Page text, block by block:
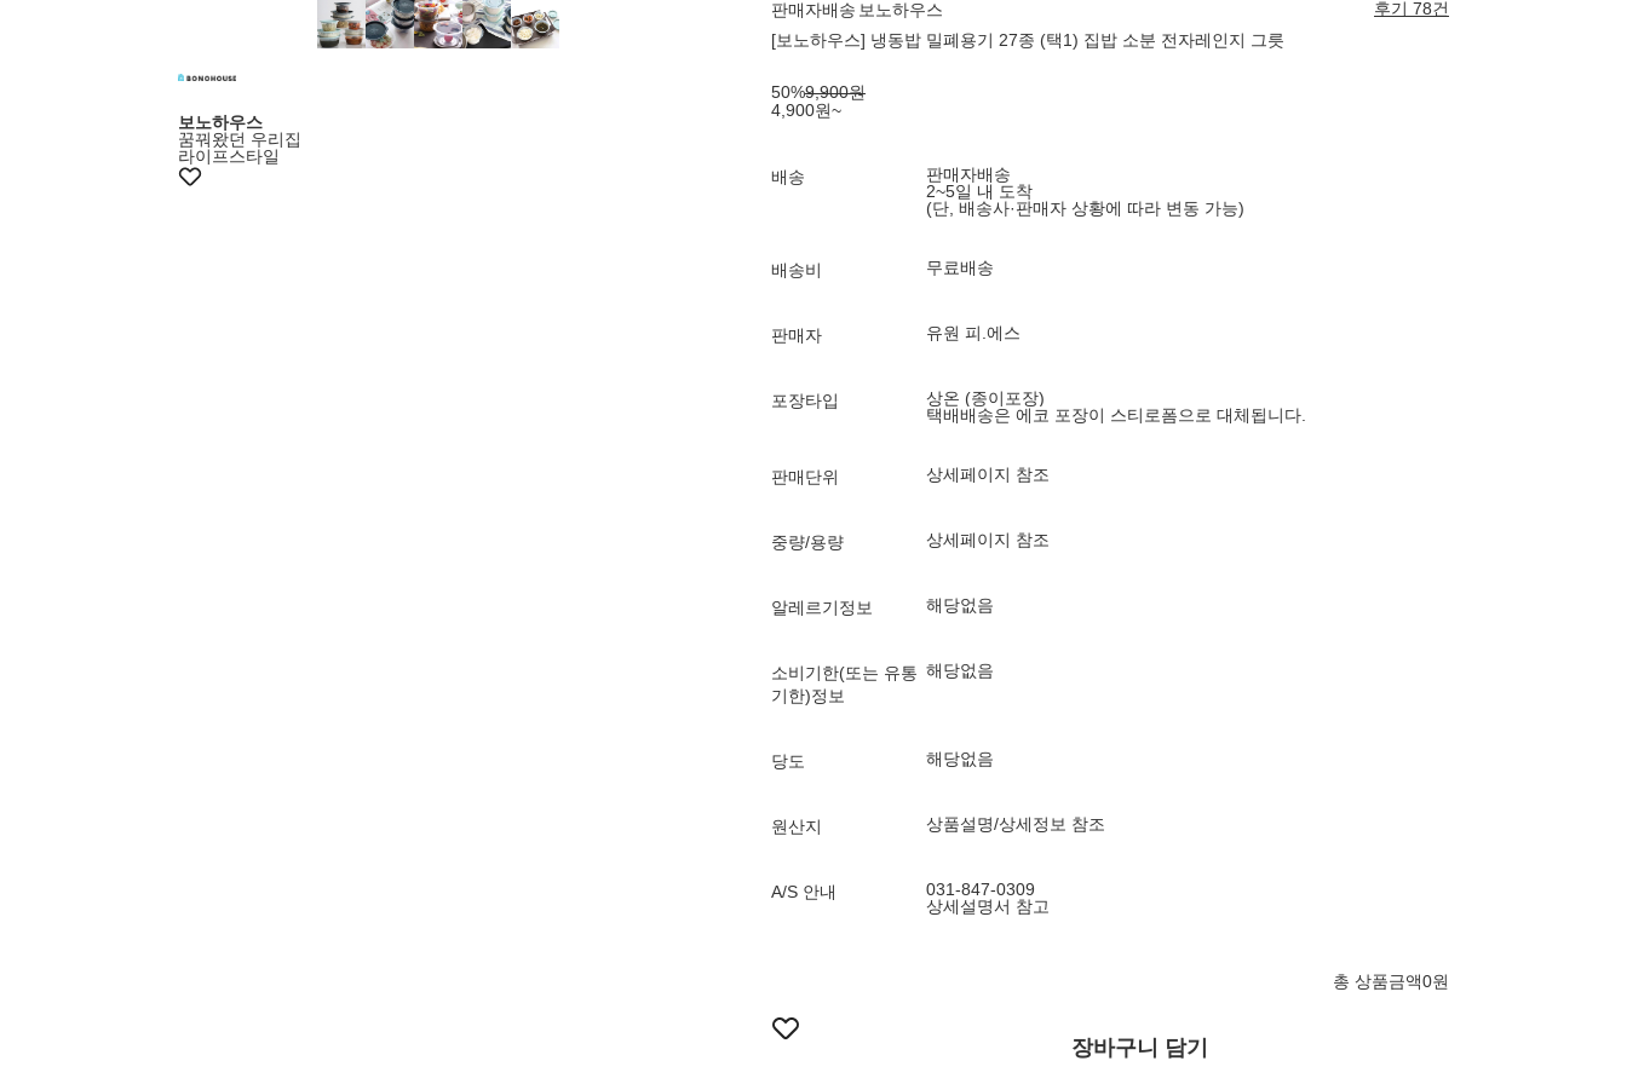
보노하우스
꿈꿔왔던 우리집
라이프스타일
판매자배송 보노하우스
후기 78건
[보노하우스] 냉동밥 밀폐용기 27종 (택1) 집밥 소분 전자레인지 그릇
50%9,900원
4,900원~
배송
판매자배송
2~5일 내 도착
(단, 배송사·판매자 상황에 따라 변동 가능)
배송비 무료배송
판매자 유원 피.에스
포장타입
상온 (종이포장)
택배배송은 에코 포장이 스티로폼으로 대체됩니다.
판매단위 상세페이지 참조
중량/용량 상세페이지 참조
알레르기정보 해당없음
소비기한(또는 유통
기한)정보
해당없음
당도 해당없음
원산지 상품설명/상세정보 참조
A/S 안내
031-847-0309
상세설명서 참고
총 상품금액0원
장바구니 담기